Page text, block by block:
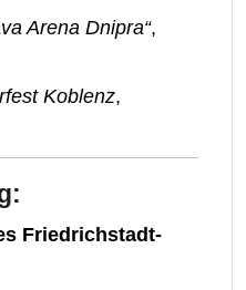
Arena Dnipra“,
Koblenz,
Friedrichstadt-